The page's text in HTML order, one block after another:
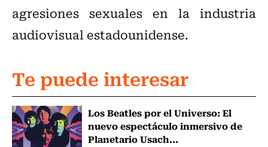
agresiones sexuales en la industria
audiovisual estadounidense.
Te puede interesar
Los Beatles por el Universo: El
nuevo espectáculo inmersivo de
Planetario Usach...